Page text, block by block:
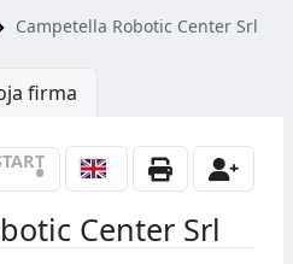
Campetella Robotic Center Srl
firma
•
Center Srl